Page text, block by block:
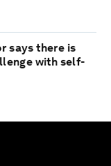
says there is
with self-